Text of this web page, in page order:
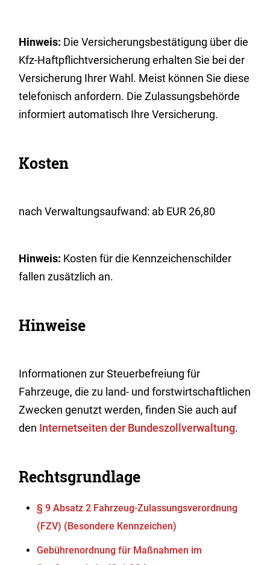
Hinweis: Die Versicherungsbestätigung über die
Kfz-Haftpflichtversicherung erhalten Sie bei der
Versicherung Ihrer Wahl. Meist können Sie diese
telefonisch anfordern. Die Zulassungsbehörde
informiert automatisch Ihre Versicherung.
Kosten
nach Verwaltungsaufwand: ab EUR 26,80
Hinweis: Kosten für die Kennzeichenschilder
fallen zusätzlich an.
Hinweise
Informationen zur Steuerbefreiung für
Fahrzeuge, die zu land- und forstwirtschaftlichen
Zwecken genutzt werden, finden Sie auch auf
den Internetseiten der Bundeszollverwaltung.
Rechtsgrundlage
§ 9 Absatz 2 Fahrzeug-Zulassungsverordnung
(FZV) (Besondere Kennzeichen)
Gebührenordnung für Maßnahmen im